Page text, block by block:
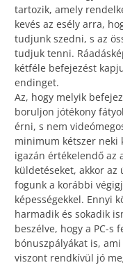
tartozik, amely
kevés az esély arra,
tudjunk szedni, s az
tudjuk tenni.
kétféle befejezést
endinget.
Az, hogy melyik
boruljon jótékony
érni, s nem
minimum kétszer neki
igazán értékelendő az
küldetéseket, akkor
fogunk a korábbi
képességekkel. Ennyi
harmadik és sokadik
beszélve, hogy a PC-s
bónuszpályákat is,
viszont rendkívül jó